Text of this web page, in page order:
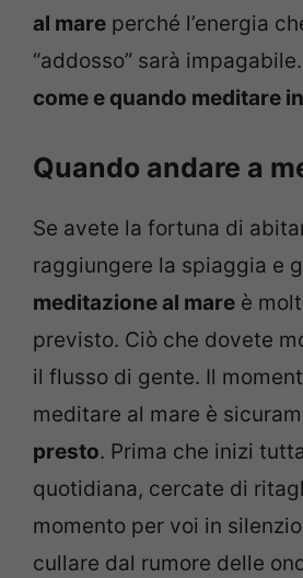
al mare perché l’energia
“addosso” sarà
come e quando meditare
Quando andare a
Se avete la fortuna di
raggiungere la spiaggia e
meditazione al mare è
previsto. Ciò che dovete
il flusso di gente. Il
meditare al mare è
presto. Prima che inizi
quotidiana, cercate di
momento per voi in
cullare dal rumore delle